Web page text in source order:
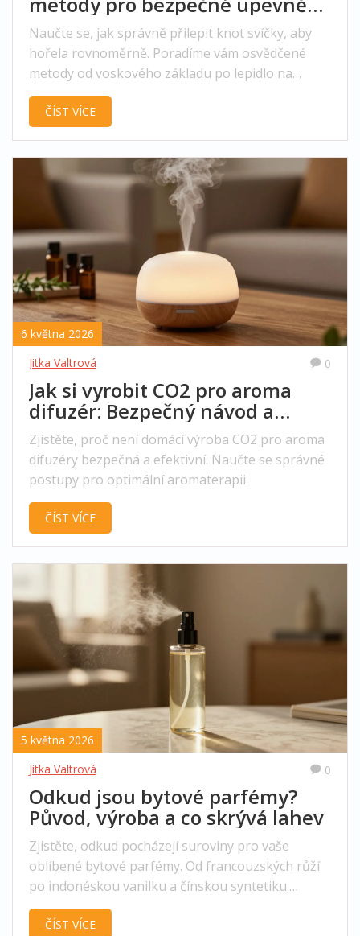
knotu
Naučte se, jak správně přilepit knot svíčky, aby
hořela rovnoměrně. Poradíme vám osvědčené
metody od voskového základu po lepidlo na
knoflíky.
ČÍST VÍCE
6 května 2026
Jitka Valtrová
0
Jak si vyrobit CO2 pro aroma
difuzér: Bezpečný návod a
alternativy
Zjistěte, proč není domácí výroba CO2 pro aroma
difuzéry bezpečná a efektivní. Naučte se správné
postupy pro optimální aromaterapii.
ČÍST VÍCE
5 května 2026
Jitka Valtrová
0
Odkud jsou bytové parfémy?
Původ, výroba a co skrývá lahev
Zjistěte, odkud pocházejí suroviny pro vaše
oblíbené bytové parfémy. Od francouzských růží
po indonéskou vanilku a čínskou syntetiku.
Pochopení původu vám pomůže lépe vybírat
kvalitu.
ČÍST VÍCE